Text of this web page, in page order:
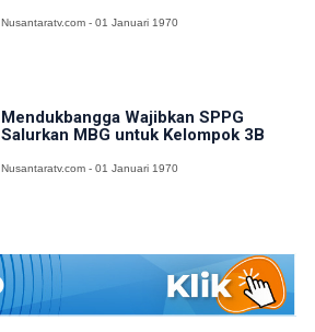
Nusantaratv.com - 01 Januari 1970
Mendukbangga Wajibkan SPPG
Salurkan MBG untuk Kelompok 3B
Nusantaratv.com - 01 Januari 1970